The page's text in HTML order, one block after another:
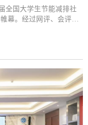
全国大学生节能减排社
幕。经过网评、会评、
奖2项，位列全国高校前
次大赛由教育部高等教
导委员会指导，全国大
，大连理工大学承办。
...